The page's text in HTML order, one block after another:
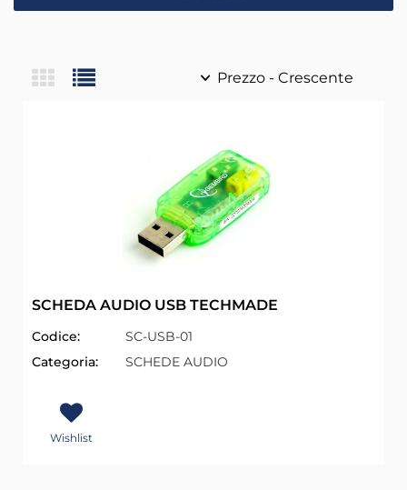
SCHEDA AUDIO USB TECHMADE
Codice:
SC-USB-01
Categoria:
SCHEDE AUDIO
Wishlist